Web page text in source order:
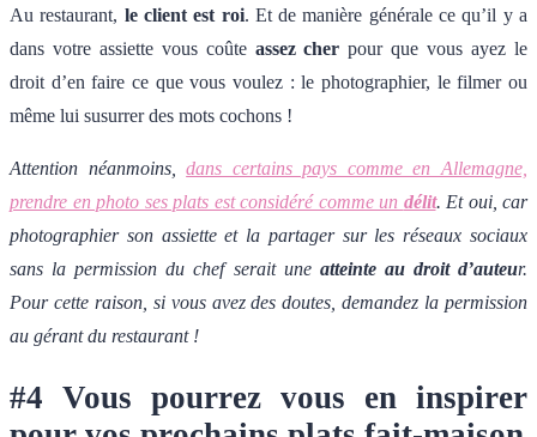
Au restaurant, le client est roi. Et de manière générale ce qu’il y a
dans votre assiette vous coûte assez cher pour que vous ayez le
droit d’en faire ce que vous voulez : le photographier, le filmer ou
même lui susurrer des mots cochons !
Attention néanmoins,dans certains pays comme en Allemagne,
prendre en photo ses plats est considéré comme un délit. Et oui, car
photographier son assiette et la partager sur les réseaux sociaux
sans la permission du chef serait une atteinte au droit d’auteur.
Pour cette raison, si vous avez des doutes, demandez la permission
au gérant du restaurant !
#4 Vous pourrez vous en inspirer